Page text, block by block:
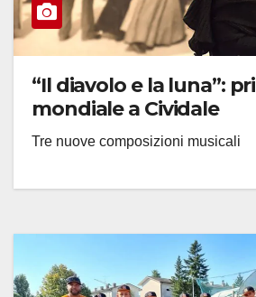
“Il diavolo e la luna”:
mondiale a Cividale
Tre nuove composizioni musicali